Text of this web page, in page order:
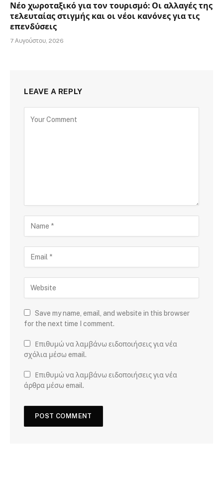
Νέο χωροταξικό για τον τουρισμό: Οι αλλαγές της
τελευταίας στιγμής και οι νέοι κανόνες για τις
επενδύσεις
7 Αυγούστου, 2026
LEAVE A REPLY
Save my name, email, and website in this browser
for the next time I comment.
Επιθυμώ να λαμβάνω ειδοποιήσεις για νέα
σχόλια μέσω email.
Επιθυμώ να λαμβάνω ειδοποιήσεις για νέα
άρθρα μέσω email.